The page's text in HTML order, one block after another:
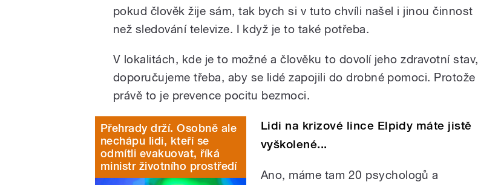
pokud člověk žije sám, tak bych si v tuto chvíli našel i jinou činnost
než sledování televize. I když je to také potřeba.
V lokalitách, kde je to možné a člověku to dovolí jeho zdravotní stav,
doporučujeme třeba, aby se lidé zapojili do drobné pomoci. Protože
právě to je prevence pocitu bezmoci.
Přehrady drží. Osobně ale
nechápu lidi, kteří se
odmítli evakuovat, říká
ministr životního prostředí
Lidi na krizové lince Elpidy máte jistě
vyškolené...
Ano, máme tam 20 psychologů a